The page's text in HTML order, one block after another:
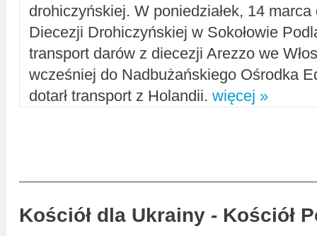
drohiczyńskiej. W poniedziałek, 14
Diecezji Drohiczyńskiej w Sokołowie
transport darów z diecezji Arezzo we
wcześniej do Nadbużańskiego Ośrodka
dotarł transport z Holandii. więcej »
Kościół dla Ukrainy - Kościół